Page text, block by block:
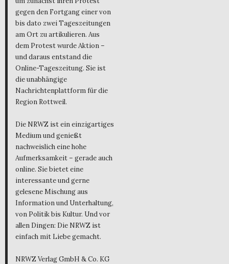
gegen den Fortgang einer von
bis dato zwei Tageszeitungen
am Ort zu artikulieren. Aus
dem Protest wurde Aktion –
und daraus entstand die
Online-Tageszeitung. Sie ist
die unabhängige
Nachrichtenplattform für die
Region Rottweil.
Die NRWZ ist ein einzigartiges
Medium und genießt
nachweislich eine hohe
Aufmerksamkeit – gerade auch
online. Sie bietet eine
interessante und gerne
gelesene Mischung aus
Information und Unterhaltung,
von Politik bis Kultur. Und vor
allen Dingen: Die NRWZ ist
einfach mit Liebe gemacht.
NRWZ Verlag GmbH & Co. KG